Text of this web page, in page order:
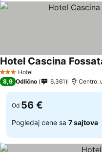
3 Zvezdice
Hotel
Hotel Cascina
8,9 Odlično 6.361 Centro:
Od 56 €
Pogledaj cene sa 7 sajtova